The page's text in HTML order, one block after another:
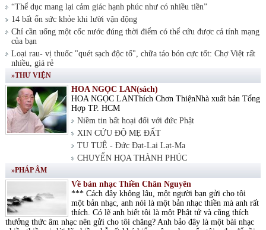
“Thể dục mang lại cảm giác hạnh phúc như có nhiều tiền”
14 bất ổn sức khỏe khi lười vận động
Chỉ cần uống một cốc nước đúng thời điểm có thể cứu được cả tính mạng
của bạn
Loại rau- vị thuốc "quét sạch độc tố", chữa táo bón cực tốt: Chợ Việt rất
nhiều, giá rẻ
»THƯ VIỆN
HOA NGỌC LAN(sách)
HOA NGỌC LANThích Chơn ThiệnNhà xuất bản Tổng
Hợp TP. HCM
Niềm tin bất hoại đối với đức Phật
XIN CỨU ĐỘ MẸ ĐẤT
TU TUỆ - Đức Đạt-Lai Lạt-Ma
CHUYỂN HỌA THÀNH PHÚC
»PHÁP ÂM
Về bản nhạc Thiền Chân Nguyên
*** Cách đây không lâu, một người bạn gửi cho tôi
một bản nhạc, anh nói là một bản nhạc thiền mà anh rất
thích. Có lẽ anh biết tôi là một Phật tử và cũng thích
thưởng thức âm nhạc nên gửi cho tôi chăng? Anh bảo đây là một bài nhạc